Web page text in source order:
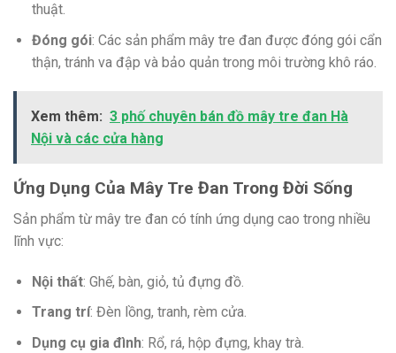
thuật.
Đóng gói: Các sản phẩm mây tre đan được đóng gói cẩn
thận, tránh va đập và bảo quản trong môi trường khô ráo.
Xem thêm: 3 phố chuyên bán đồ mây tre đan Hà
Nội và các cửa hàng
Ứng Dụng Của Mây Tre Đan Trong Đời Sống
Sản phẩm từ mây tre đan có tính ứng dụng cao trong nhiều
lĩnh vực:
Nội thất: Ghế, bàn, giỏ, tủ đựng đồ.
Trang trí: Đèn lồng, tranh, rèm cửa.
Dụng cụ gia đình: Rổ, rá, hộp đựng, khay trà.